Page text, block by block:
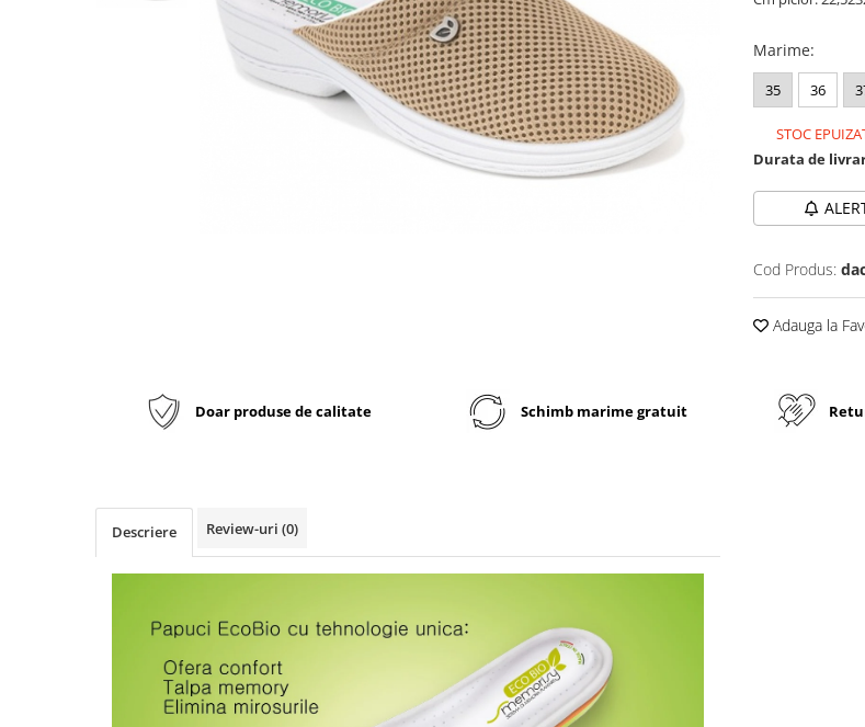
Marime:
35 36
STOC
Durata de
Cod Produs:
Adauga la
Doar produse de calitate Schimb marime gratuit
Descriere Review-uri (0)